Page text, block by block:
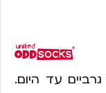
עד היום.